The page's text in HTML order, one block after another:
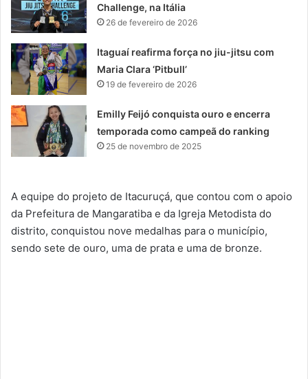
Challenge, na Itália
26 de fevereiro de 2026
Itaguaí reafirma força no jiu-jitsu com
Maria Clara ‘Pitbull’
19 de fevereiro de 2026
Emilly Feijó conquista ouro e encerra
temporada como campeã do ranking
25 de novembro de 2025
A equipe do projeto de Itacuruçá, que contou com o apoio
da Prefeitura de Mangaratiba e da Igreja Metodista do
distrito, conquistou nove medalhas para o município,
sendo sete de ouro, uma de prata e uma de bronze.